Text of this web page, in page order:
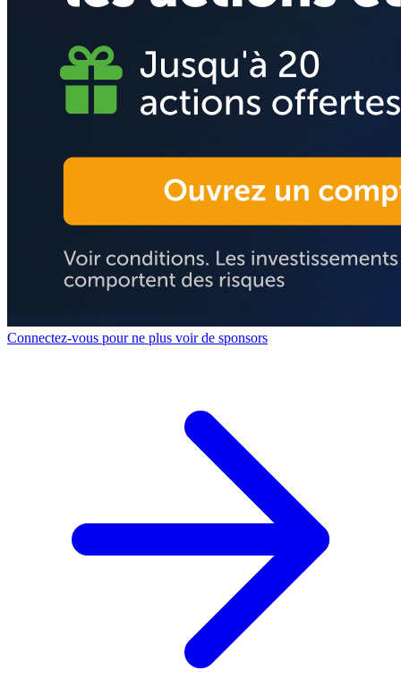
Connectez-vous pour ne plus voir de sponsors